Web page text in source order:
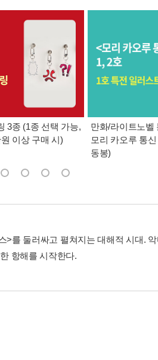
3종 (1종 선택 가능,
이상 구매 시)
만화/라이트노벨
모리 카오루 통
동봉)
를 둘러싸고 펼쳐지는 대해적 시대.
항해를 시작한다.